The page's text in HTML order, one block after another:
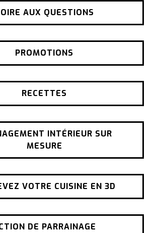
AUX QUESTIONS
PROMOTIONS
RECETTES
INTÉRIEUR SUR
MESURE
VOTRE CUISINE EN 3D
DE PARRAINAGE